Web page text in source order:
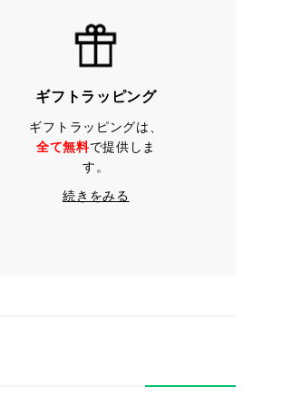
ギフトラッピング
ギフトラッピングは、
全て無料で提供しま
す。
続きをみる